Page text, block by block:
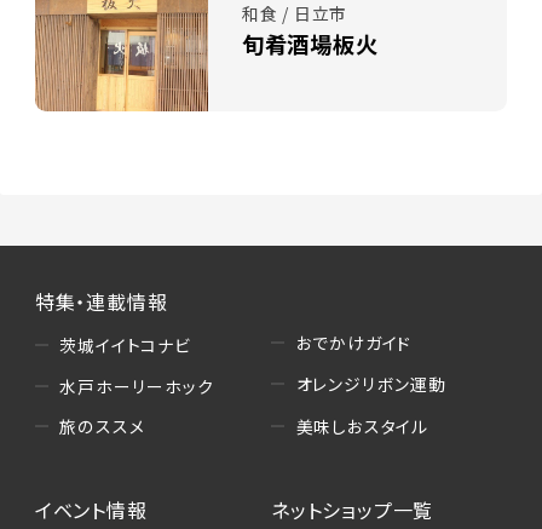
和食 / 日立市
旬肴酒場板火
特集・連載情報
茨城イイトコナビ
水戸ホーリーホック
旅のススメ
おでかけガイド
オレンジリボン運動
美味しおスタイル
イベント情報
ネットショップ一覧